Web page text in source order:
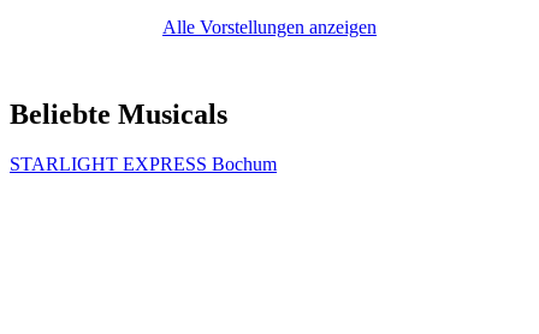
Alle Vorstellungen anzeigen
Beliebte Musicals
STARLIGHT EXPRESS Bochum